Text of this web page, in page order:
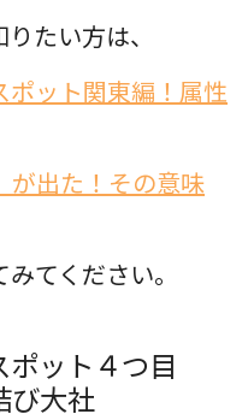
たい方は、
ポット関東編！属性
が出た！その意味
てください。
ット４つ目
び大社